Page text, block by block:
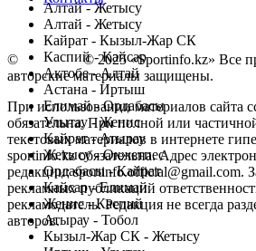
Алтай - Жетысу
Алтай - Жетысу
Кайрат - Кызыл-Жар СК
Каспий - Кайсар
Актобе - Алтай
Астана - Иртыш
Елимай - Ордабасы
Улытау - Женис
Кайрат - Атырау
Жетысу - Окжетпес
Ордабасы - Кайрат
Кайсар - Елимай
Женис - Каспий
Атырау - Тобол
Кызыл-Жар СК - Жетысу
© Copyright© 2025 «Sportinfo.kz» Все
авторские материалы защищены.
При использовании материалов сайта
обязательна. При полной или
текстовых материалов в интернете
sportinfo.kz обязательна. Адрес
редакции: sportinfo.official@gmail.com.
рекламных публикаций
рекламодатель. Редакция не всегда
авторов.